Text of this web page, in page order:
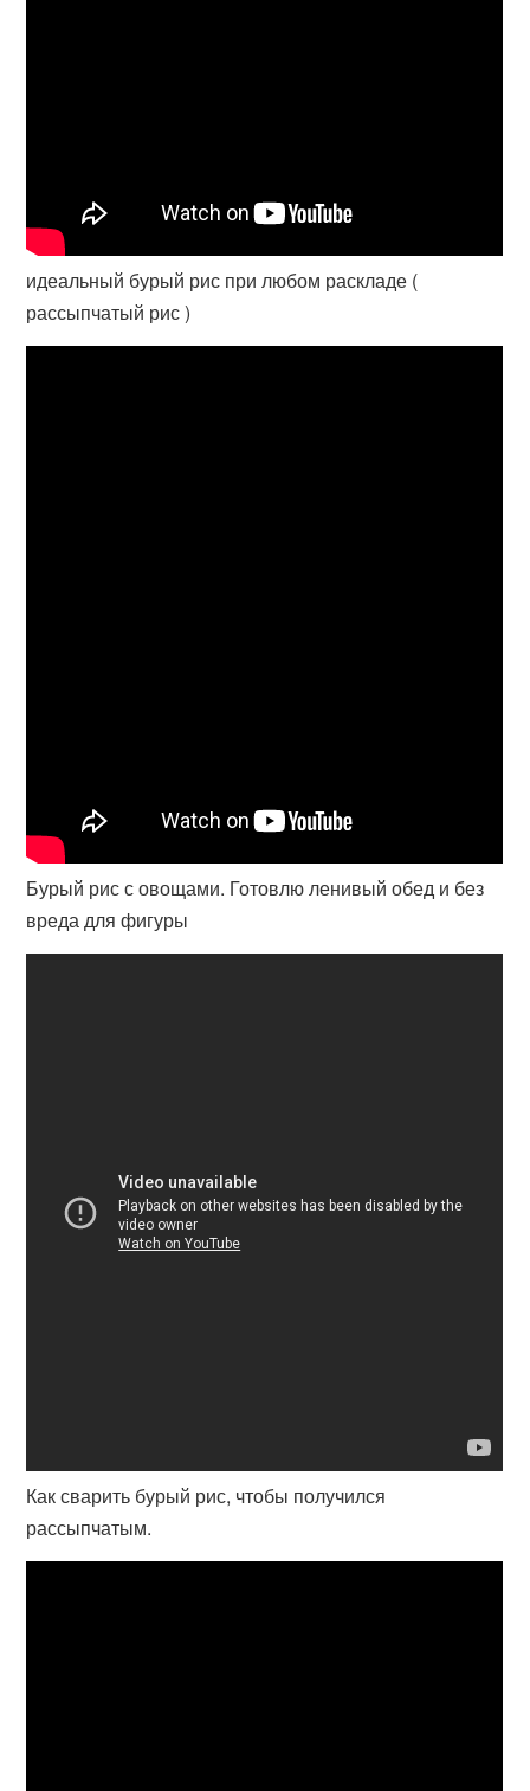
идеальный бурый рис при любом раскладе (
рассыпчатый рис )
Бурый рис с овощами. Готовлю ленивый обед и без
вреда для фигуры
Как сварить бурый рис, чтобы получился
рассыпчатым.